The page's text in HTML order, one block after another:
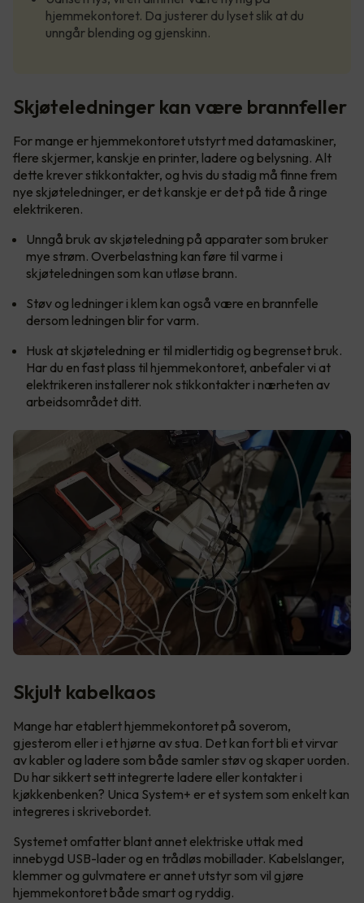
hjemmekontoret. Da justerer du lyset slik at du
unngår blending og gjenskinn.
Skjøteledninger kan være brannfeller
For mange er hjemmekontoret utstyrt med datamaskiner,
flere skjermer, kanskje en printer, ladere og belysning. Alt
dette krever stikkontakter, og hvis du stadig må finne frem
nye skjøteledninger, er det kanskje er det på tide å ringe
elektrikeren.
Unngå bruk av skjøteledning på apparater som bruker
mye strøm. Overbelastning kan føre til varme i
skjøteledningen som kan utløse brann.
Støv og ledninger i klem kan også være en brannfelle
dersom ledningen blir for varm.
Husk at skjøteledning er til midlertidig og begrenset bruk.
Har du en fast plass til hjemmekontoret, anbefaler vi at
elektrikeren installerer nok stikkontakter i nærheten av
arbeidsområdet ditt.
Skjult kabelkaos
Mange har etablert hjemmekontoret på soverom,
gjesterom eller i et hjørne av stua. Det kan fort bli et virvar
av kabler og ladere som både samler støv og skaper uorden.
Du har sikkert sett integrerte ladere eller kontakter i
kjøkkenbenken? Unica System+ er et system som enkelt kan
integreres i skrivebordet.
Systemet omfatter blant annet elektriske uttak med
innebygd USB-lader og en trådløs mobillader. Kabelslanger,
klemmer og gulvmatere er annet utstyr som vil gjøre
hjemmekontoret både smart og ryddig.